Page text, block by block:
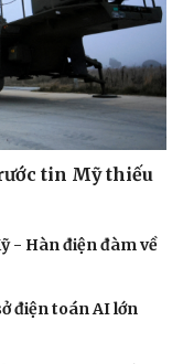
- Gia đình
tin Mỹ thiếu
- Hàn điện đàm về
điện toán AI lớn